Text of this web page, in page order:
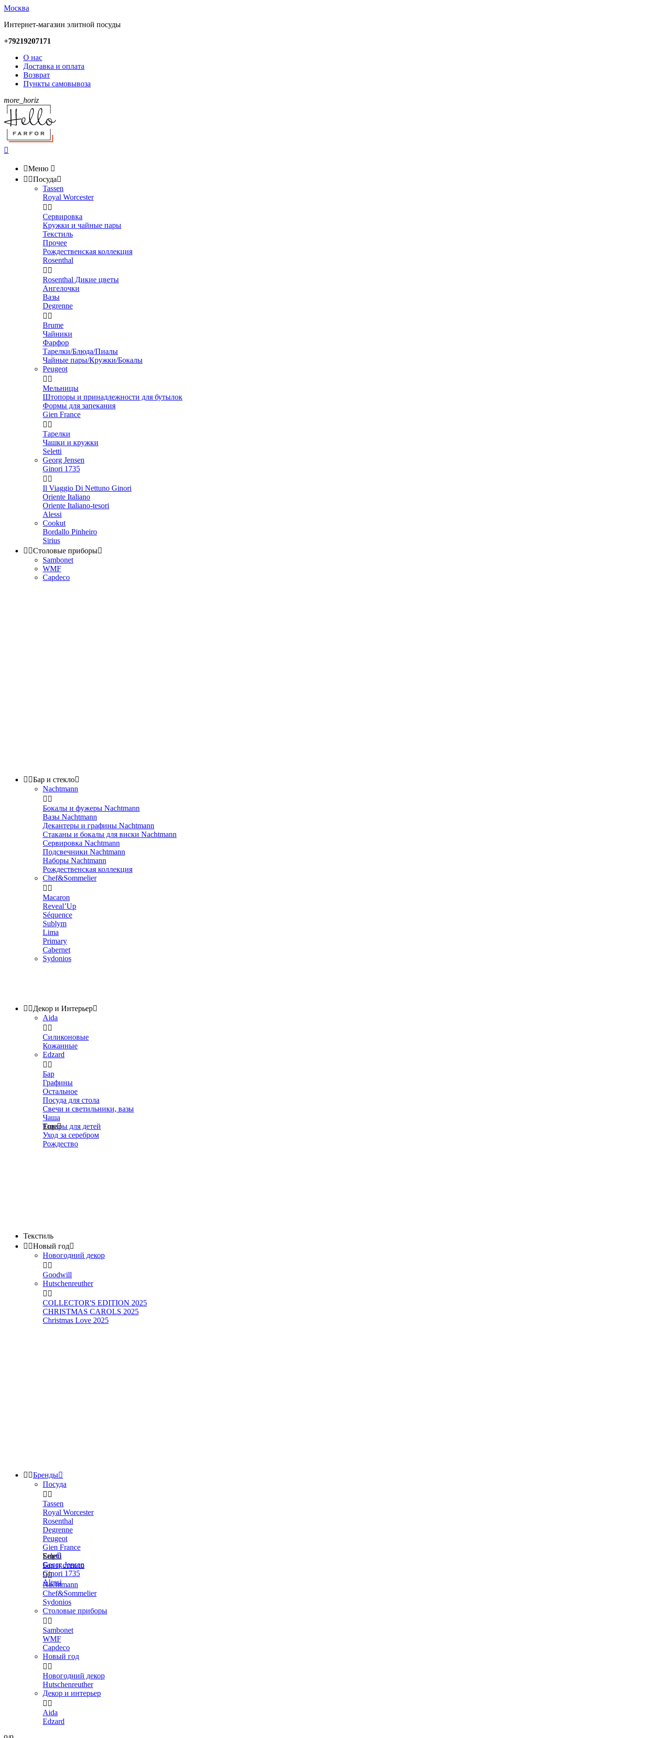
Москва
Интернет-магазин элитной посуды
+79219207171
О нас
Доставка и оплата
Возврат
Пункты самовывоза
more_horiz

Меню 
 Посуда
Tassen
Royal Worcester
 
Сервировка
Кружки и чайные пары
Текстиль
Прочее
Рождественская коллекция
Rosenthal
 
Rosenthal Дикие цветы
Ангелочки
Вазы
Degrenne
 
Brume
Чайники
Фарфор
Тарелки/Блюда/Пиалы
Чайные пары/Кружки/Бокалы
Peugeot
 
Мельницы
Штопоры и принадлежности для бутылок
Формы для запекания
Gien France
 
Тарелки
Чашки и кружки
Seletti
Georg Jensen
Ginori 1735
 
Il Viaggio Di Nettuno Ginori
Oriente Italiano
Oriente Italiano-tesori
Alessi
Cookut
Bordallo Pinheiro
Sirius
 Столовые приборы
Sambonet
WMF
Capdeco
 Бар и стекло
Nachtmann
 
Бокалы и фужеры Nachtmann
Вазы Nachtmann
Декантеры и графины Nachtmann
Стаканы и бокалы для виски Nachtmann
Сервировка Nachtmann
Подсвечники Nachtmann
Наборы Nachtmann
Рождественская коллекция
Chef&Sommelier
 
Macaron
Reveal’Up
Séquence
Sublym
Lima
Primary
Cabernet
Sydonios
 Декор и Интерьер
Aida
 
Силиконовые
Кожанные
Edzard
 
Бар
Графины
Остальное
Посуда для стола
Свечи и светильники, вазы
Чаша
Товары для детей
Уход за серебром
Рождество
Еще
Текстиль
 Новый год
Новогодний декор
 
Goodwill
Hutschenreuther
 
COLLECTOR'S EDITION 2025
CHRISTMAS CAROLS 2025
Christmas Love 2025
 Бренды
Посуда
 
Tassen
Royal Worcester
Rosenthal
Degrenne
Peugeot
Gien France
Seletti
Georg Jensen
Ginori 1735
Alessi
Еще
Бар и стекло

Nachtmann
Chef&Sommelier
Sydonios
Столовые приборы
 
Sambonet
WMF
Capdeco
Новый год
 
Новогодний декор
Hutschenreuther
Декор и интерьер
 
Aida
Edzard